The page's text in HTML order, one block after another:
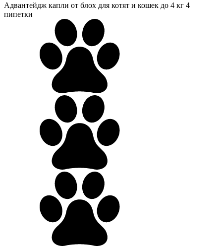
Адвантейдж капли от блох для котят и кошек до 4 кг 4
пипетки